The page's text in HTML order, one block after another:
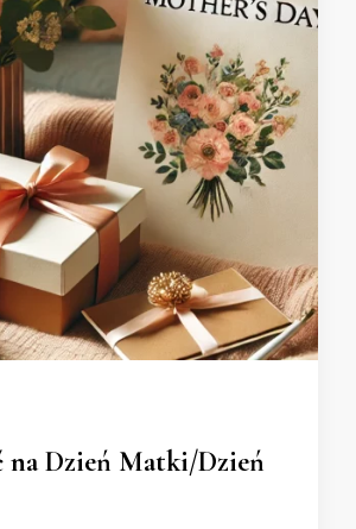
na Dzień Matki/Dzień